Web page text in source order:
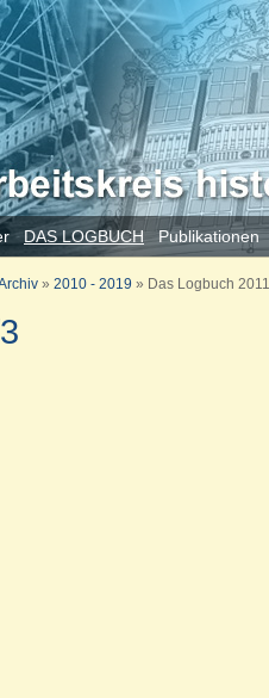
DAS LOGBUCH Publikationen
» 2010 - 2019 » Das Logbuch